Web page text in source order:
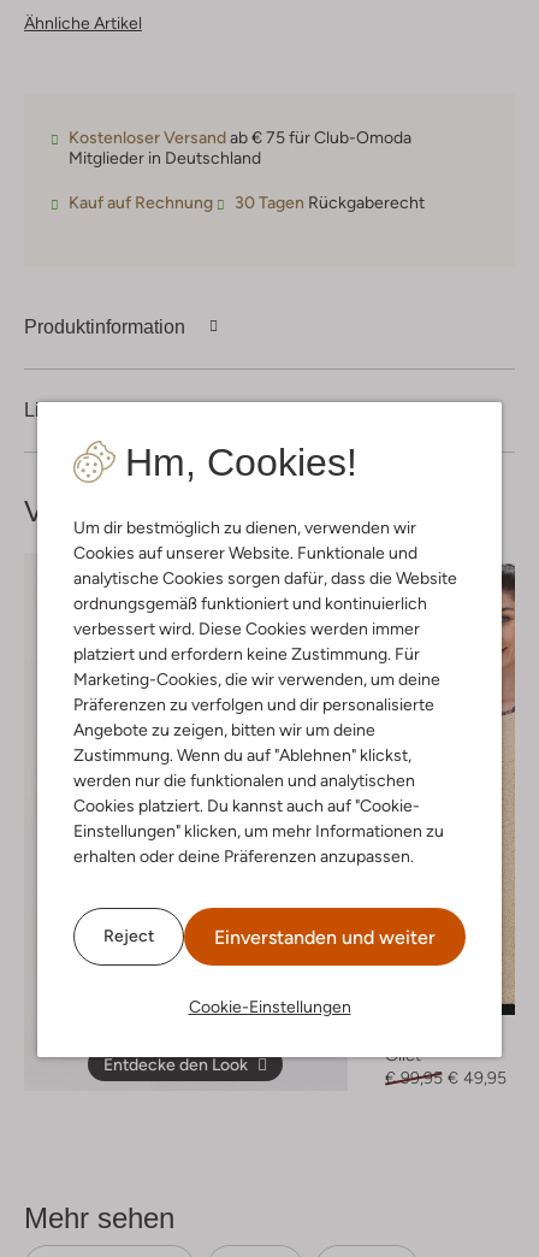
Hm, Cookies!
Um dir bestmöglich zu dienen, verwenden wir
Cookies auf unserer Website. Funktionale und
analytische Cookies sorgen dafür, dass die Website
ordnungsgemäß funktioniert und kontinuierlich
verbessert wird. Diese Cookies werden immer
platziert und erfordern keine Zustimmung. Für
Marketing-Cookies, die wir verwenden, um deine
Präferenzen zu verfolgen und dir personalisierte
Angebote zu zeigen, bitten wir um deine
Zustimmung. Wenn du auf "Ablehnen" klickst,
werden nur die funktionalen und analytischen
Cookies platziert. Du kannst auch auf "Cookie-
Einstellungen" klicken, um mehr Informationen zu
erhalten oder deine Präferenzen anzupassen.
Reject Einverstanden und weiter
Cookie-Einstellungen
Ähnliche Artikel
Kostenloser Versandab € 75 für Club-Omoda
Mitglieder in Deutschland
Kauf auf Rechnung 30 Tagen Rückgaberecht
Produktinformation
Lieferung & Rückgabe
Vervollständige deinen
Entdecke den Look
Gilet
€ 99,95 € 49,95
Mehr sehen